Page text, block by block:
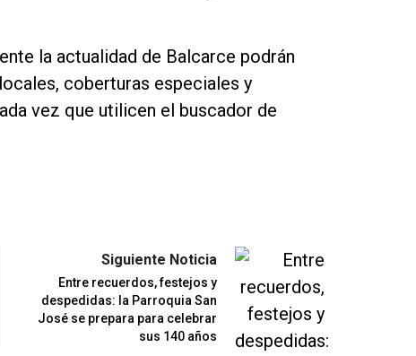
la actualidad de Balcarce podrán
coberturas especiales y
vez que utilicen el buscador de
Siguiente Noticia
Entre recuerdos, festejos y
despedidas: la Parroquia San
José se prepara para celebrar
sus 140 años